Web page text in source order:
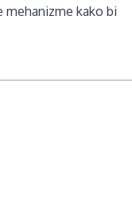
mehanizme kako bi